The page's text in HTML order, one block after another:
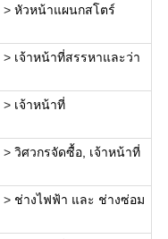
> หัวหน้าแผนกสโตร์
> เจ้าหน้าที่สรรหาและว่า
> เจ้าหน้าที่
> วิศวกรจัดซื้อ, เจ้าหน้าที่
> ช่างไฟฟ้า และ ช่างซ่อม